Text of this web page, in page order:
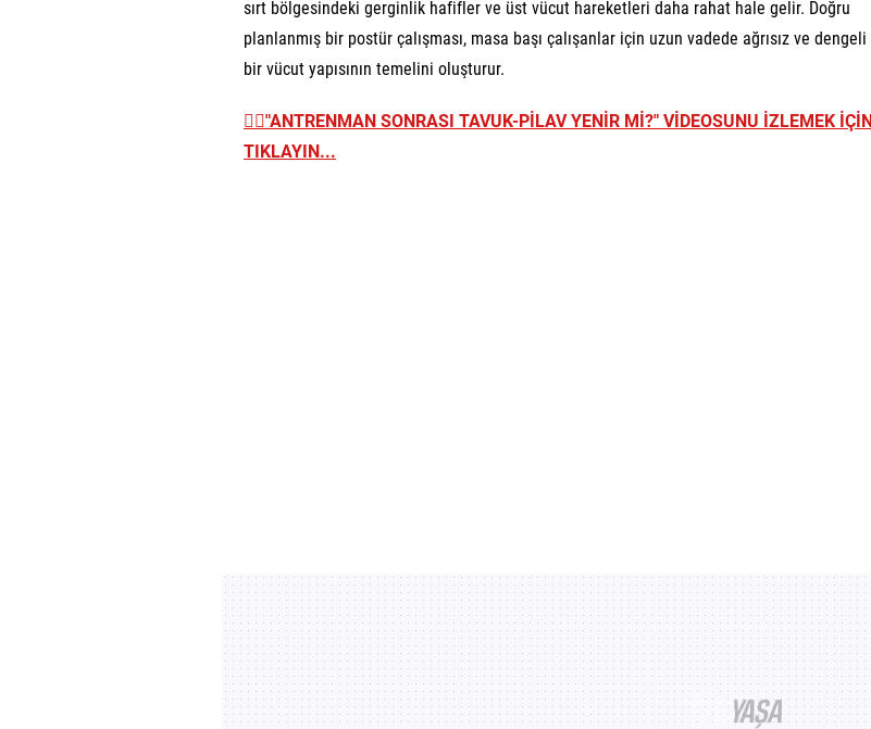
sırt bölgesindeki gerginlik hafifler ve üst vücut hareketleri daha rahat hale gelir. Doğru
planlanmış bir postür çalışması, masa başı çalışanlar için uzun vadede ağrısız ve dengeli
bir vücut yapısının temelini oluşturur.
👉🏼"ANTRENMAN SONRASI TAVUK-PİLAV YENİR Mİ?" VİDEOSUNU İZLEMEK İÇİN
TIKLAYIN...